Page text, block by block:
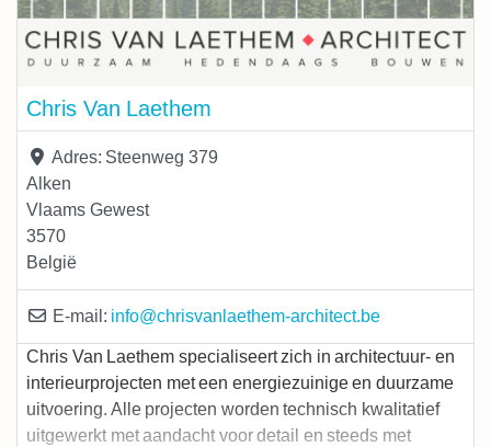
Chris Van Laethem
Adres: Steenweg 379
Alken
Vlaams Gewest
3570
België
E-mail: info@chrisvanlaethem-architect.be
Chris Van Laethem specialiseert zich in architectuur- en
interieurprojecten met een energiezuinige en duurzame
uitvoering. Alle projecten worden technisch kwalitatief
uitgewerkt met aandacht voor detail en steeds met